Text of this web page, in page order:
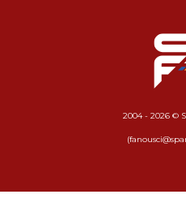
2004 - 2026 ©